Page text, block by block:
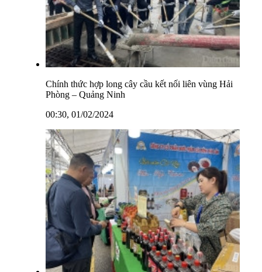
Chính thức hợp long cây cầu kết nối liên vùng Hải
Phòng – Quảng Ninh
00:30, 01/02/2024